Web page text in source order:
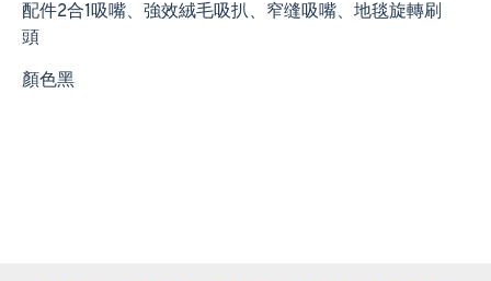
配件2合1吸嘴、強效絨毛吸扒、窄缝吸嘴、地毯旋轉刷
頭
顏色黑